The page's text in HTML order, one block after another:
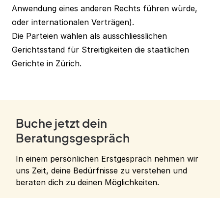
Anwendung eines anderen Rechts führen würde,
oder internationalen Verträgen).
Die Parteien wählen als ausschliesslichen
Gerichtsstand für Streitigkeiten die staatlichen
Gerichte in Zürich.
Buche jetzt dein
Beratungsgespräch
In einem persönlichen Erstgespräch nehmen wir
uns Zeit, deine Bedürfnisse zu verstehen und
beraten dich zu deinen Möglichkeiten.